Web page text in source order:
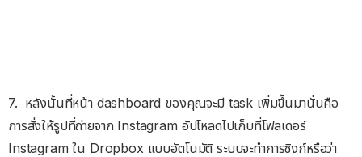
7. หลังนั้นที่หน้า dashboard ของคุณจะมี task เพิ่มขึ้นมานั่นคือ
การสั่งให้รูปที่ถ่ายจาก Instagram อัปโหลดไปเก็บที่โฟลเดอร์
Instagram ใน Dropbox แบบอัตโนมัติ ระบบจะทำการซิงก์หรือว่า